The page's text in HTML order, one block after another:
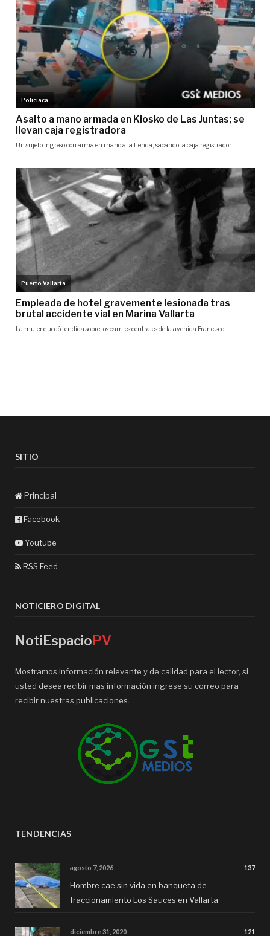
SITIO
Principal
Facebook
Youtube
RSS Feed
NOTICIERO DIGITAL
NotiEspacioPV
Mostramos información relevante y de calidad para el lector, si
usted desea recibir mas información ingrese su correo para
recibir nuestras publicaciones.
TENDENCIAS
agosto 7, 2026 137
Hombre cae sin vida en banqueta de
fraccionamiento Los Sauces en Vallarta
diciembre 31, 2020 121